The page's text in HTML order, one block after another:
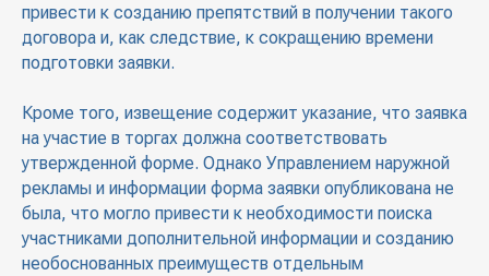
привести к созданию препятствий в получении такого
договора и, как следствие, к сокращению времени
подготовки заявки.
Кроме того, извещение содержит указание, что заявка
на участие в торгах должна соответствовать
утвержденной форме. Однако Управлением наружной
рекламы и информации форма заявки опубликована не
была, что могло привести к необходимости поиска
участниками дополнительной информации и созданию
необоснованных преимуществ отдельным